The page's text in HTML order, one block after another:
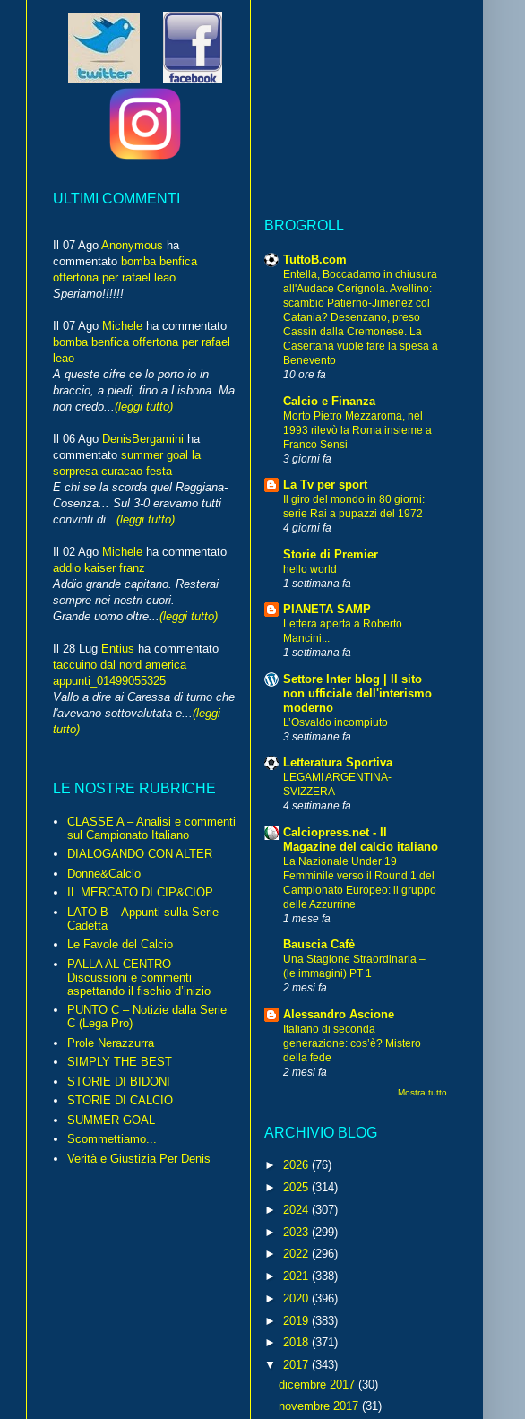
ULTIMI COMMENTI
Il 07 Ago Anonymous ha
commentato bomba benfica
offertona per rafael leao
Speriamo!!!!!!
Il 07 Ago Michele ha commentato
bomba benfica offertona per rafael
leao
A queste cifre ce lo porto io in
braccio, a piedi, fino a Lisbona. Ma
non credo...(leggi tutto)
Il 06 Ago DenisBergamini ha
commentato summer goal la
sorpresa curacao festa
E chi se la scorda quel Reggiana-
Cosenza... Sul 3-0 eravamo tutti
convinti di...(leggi tutto)
Il 02 Ago Michele ha commentato
addio kaiser franz
Addio grande capitano. Resterai
sempre nei nostri cuori.
Grande uomo oltre...(leggi tutto)
Il 28 Lug Entius ha commentato
taccuino dal nord america
appunti_01499055325
Vallo a dire ai Caressa di turno che
l'avevano sottovalutata e...(leggi
tutto)
LE NOSTRE RUBRICHE
CLASSE A – Analisi e commenti
sul Campionato Italiano
DIALOGANDO CON ALTER
Donne&Calcio
IL MERCATO DI CIP&CIOP
LATO B – Appunti sulla Serie
Cadetta
Le Favole del Calcio
PALLA AL CENTRO –
Discussioni e commenti
aspettando il fischio d’inizio
PUNTO C – Notizie dalla Serie
C (Lega Pro)
Prole Nerazzurra
SIMPLY THE BEST
STORIE DI BIDONI
STORIE DI CALCIO
SUMMER GOAL
Scommettiamo...
Verità e Giustizia Per Denis
BROGROLL
TuttoB.com
Entella, Boccadamo in chiusura
all'Audace Cerignola. Avellino:
scambio Patierno-Jimenez col
Catania? Desenzano, preso
Cassin dalla Cremonese. La
Casertana vuole fare la spesa a
Benevento
10 ore fa
Calcio e Finanza
Morto Pietro Mezzaroma, nel
1993 rilevò la Roma insieme a
Franco Sensi
3 giorni fa
La Tv per sport
Il giro del mondo in 80 giorni:
serie Rai a pupazzi del 1972
4 giorni fa
Storie di Premier
hello world
1 settimana fa
PIANETA SAMP
Lettera aperta a Roberto
Mancini...
1 settimana fa
Settore Inter blog | Il sito
non ufficiale dell'interismo
moderno
L’Osvaldo incompiuto
3 settimane fa
Letteratura Sportiva
LEGAMI ARGENTINA-
SVIZZERA
4 settimane fa
Calciopress.net - Il
Magazine del calcio italiano
La Nazionale Under 19
Femminile verso il Round 1 del
Campionato Europeo: il gruppo
delle Azzurrine
1 mese fa
Bauscia Cafè
Una Stagione Straordinaria –
(le immagini) PT 1
2 mesi fa
Alessandro Ascione
Italiano di seconda
generazione: cos’è? Mistero
della fede
2 mesi fa
Mostra tutto
ARCHIVIO BLOG
► 2026 (76)
► 2025 (314)
► 2024 (307)
► 2023 (299)
► 2022 (296)
► 2021 (338)
► 2020 (396)
► 2019 (383)
► 2018 (371)
▼ 2017 (343)
dicembre 2017 (30)
novembre 2017 (31)